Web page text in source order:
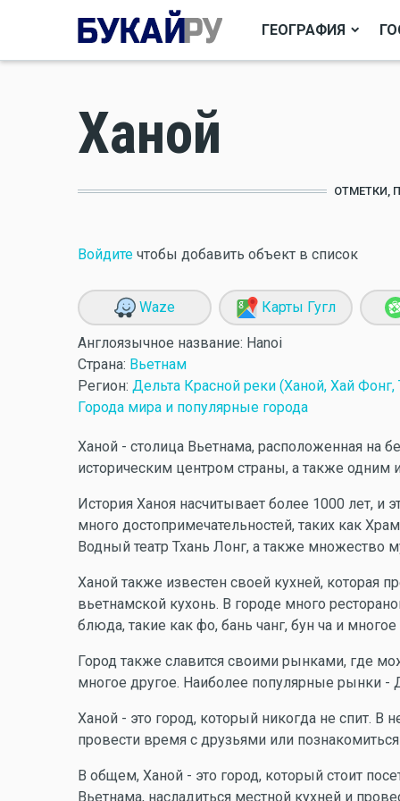
ГЕОГРАФИЯ
Ханой
ОТМЕТКИ,
Войдите чтобы добавить объект в список
Waze Карты Гугл
Англоязычное название: Hanoi
Страна: Вьетнам
Регион: Дельта Красной реки (Ханой, Хай Фонг,
Города мира и популярные города
Ханой - столица Вьетнама, расположенная на
историческим центром страны, а также
История Ханоя насчитывает более 1000 лет, и
много достопримечательностей, таких как
Водный театр Тхань Лонг, а также множество
Ханой также известен своей кухней, которая
вьетнамской кухонь. В городе много
блюда, такие как фо, бань чанг, бун ча и многое
Город также славится своими рынками, где
многое другое. Наиболее популярные рынки -
Ханой - это город, который никогда не спит.
провести время с друзьями или
В общем, Ханой - это город, который стоит
Вьетнама, насладиться местной кухней и